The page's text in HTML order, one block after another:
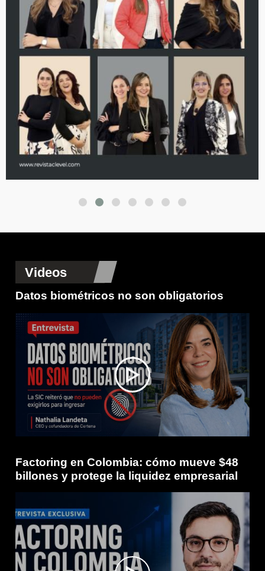
Videos
Datos biométricos no son obligatorios
Factoring en Colombia: cómo mueve $48
billones y protege la liquidez empresarial